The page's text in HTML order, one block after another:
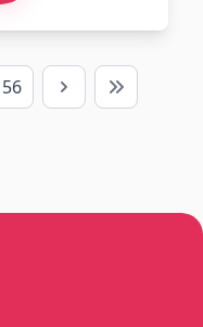
56 Next Last